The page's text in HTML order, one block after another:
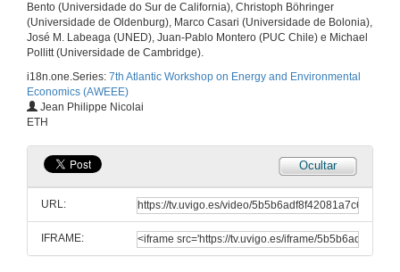
Bento (Universidade do Sur de California), Christoph Böhringer
(Universidade de Oldenburg), Marco Casari (Universidade de Bolonia),
José M. Labeaga (UNED), Juan-Pablo Montero (PUC Chile) e Michael
Pollitt (Universidade de Cambridge).
i18n.one.Series: 7th Atlantic Workshop on Energy and Environmental
Economics (AWEEE)
Jean Philippe Nicolai
ETH
Ocultar
URL:
IFRAME:
Higher Price, Lower Costs? Round of questions
27 de xuño de 2016
Do Pollution Offsets Offset Pollution? Round of questions
20 de xul. de 2016
The incentives to North-South transfer of climate-mitigation technologies with trade in polluting goods